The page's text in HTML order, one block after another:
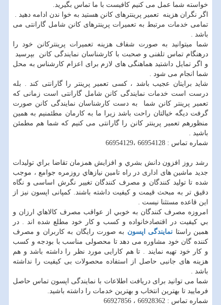
خواسته شما عمل می کنیم کافیست با ما تماس بگیرید.
اگر نگران هزینه تعمیر پرینترهای کانن هستید به خوا ندن ادامه دهید .
تمامی خدمات مرتبط به تعمیرات پرینترهای کانن شامل گارانتی می
باشد .
شما میتوانید به صورت شفاف هزینه تعمیرات پرینترکانن خود را
درهنگام تماس تلفنی و صحبت با کارشناسان نمایندگی کانن بپرسید
و اگر تمایل داشتید هماهنگی های لازم برای اعزام کارشناس به محل
شما انجام می شود .
شاید برایتان عجیب باشد ، کسی تعمیر پرینتر را گارانتی کند . بله
درست است خدمات نمایندگی کانن شامل گارانتی است زمانی که
تعمیر پرینتر کانن شما به دست کارشناسان نمایندگی کانن صورت
گرفت دیگه خیالتان راحت باشد زیرا ما به کارمان مطئمنیم به همین
منظورهم تعمیر پرینتر کانن را گارانتی می کنیم که شما هم مطمئن
باشید .
شماره تماس : 66954128 ،66954129
رشد روز افزون دانش بشري و افزايش همزمان تقاضا براي توليدات
جديد ماشین های اداری در راه تامين نيازهاي روزمره جوامع ، موجب
شده تا توليد كنندگان و مصرف كنندگان تغییر نگرش اساسی و نگاه
دقيق تر به مبحث قيمت و كيفيت داشته باشند. کمپانی اپسون نیز از
این قاعده مستثنا نیست .
امروزه مصرف كنندگان به خوبي از عواقب مصرف كالاهاي ارزان و
بي كيفيت در اقتصادخانواده و کسب و کار خود مطلع شده اند . در
همین راستا نمایندگی اپسون به صورت رایگان به کاربران و مصرف
کننده گان خود مشاوره می دهد تا محصولی مناسب با بودجه و کسب
و کار خود تهیه نمایند . تا هم کارایی مورد نظر را داشته باشد و هم
هزینه های جانبی حاصل از استفاده محصولات بی کیفیت را نداشته
باشد .
شما می توانید برای دریافت اطلاعات با نمایندگی اپسون تماس حاصل
فرمایید تا بهترین انتخاب و بهترین خدمات را داشته باشید.
شماره تماس : 66928362 ، 66927856